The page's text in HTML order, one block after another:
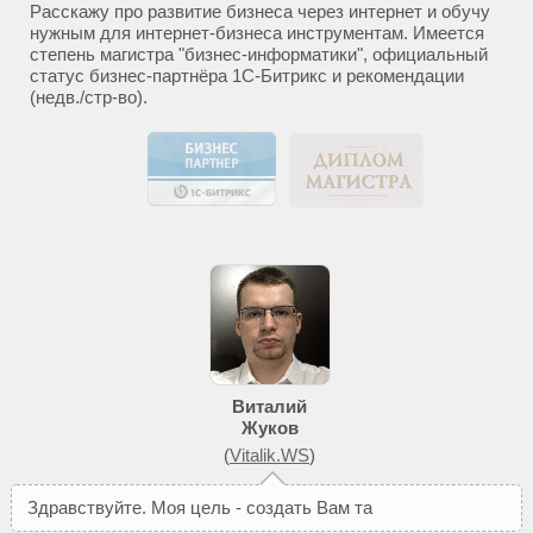
Расскажу про развитие бизнеса через интернет и обучу
нужным для интернет-бизнеса инструментам. Имеется
степень магистра "бизнес-информатики", официальный
статус бизнес-партнёра 1С-Битрикс и рекомендации
(недв./стр-во).
Виталий
Жуков
(Vitalik.WS)
Здравствуйте. Моя цель - создать Вам так